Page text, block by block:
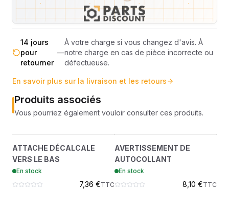
totale
calculé selon le poids et le volume de
votre commande avant paiement.
14 jours
pour
retourner
—
À votre charge si vous changez d'avis. À
notre charge en cas de pièce incorrecte ou
défectueuse.
En savoir plus sur la livraison et les retours
Produits associés
Vous pourriez également vouloir consulter ces produits.
?
ATTACHE DÉCALCALE
VERS LE BAS
6595014
ATTACHE DÉCALCALE
VERS LE BAS
En stock
7,36 €TTC
?
AUTOCOLLANT
7185935
AVERTISSEMENT DE
AUTOCOLLANT
En stock
8,10 €TTC